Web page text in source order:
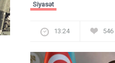
Siyasət
13:24 546